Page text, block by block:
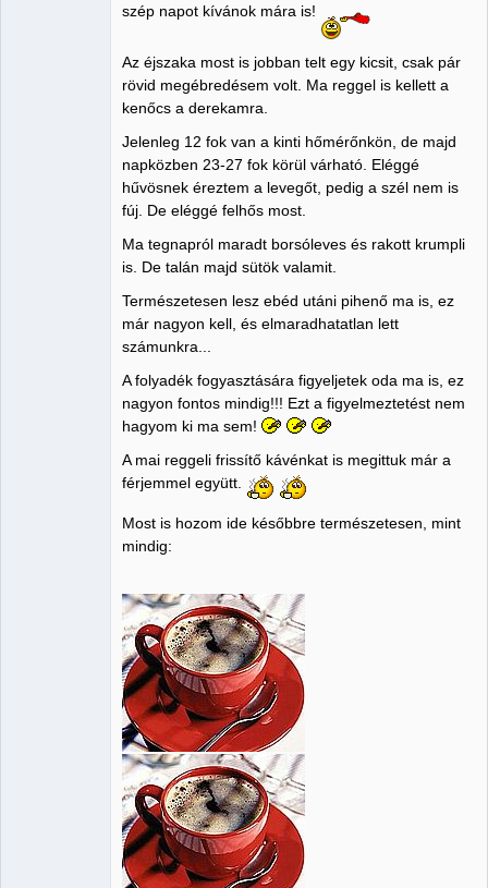
szép napot kívánok mára is!
Az éjszaka most is jobban telt egy kicsit, csak pár
rövid megébredésem volt. Ma reggel is kellett a
kenőcs a derekamra.
Jelenleg 12 fok van a kinti hőmérőnkön, de majd
napközben 23-27 fok körül várható. Eléggé
hűvösnek éreztem a levegőt, pedig a szél nem is
fúj. De eléggé felhős most.
Ma tegnapról maradt borsóleves és rakott krumpli
is. De talán majd sütök valamit.
Természetesen lesz ebéd utáni pihenő ma is, ez
már nagyon kell, és elmaradhatatlan lett
számunkra...
A folyadék fogyasztására figyeljetek oda ma is, ez
nagyon fontos mindig!!! Ezt a figyelmeztetést nem
hagyom ki ma sem!
A mai reggeli frissítő kávénkat is megittuk már a
férjemmel együtt.
Most is hozom ide későbbre természetesen, mint
mindig: